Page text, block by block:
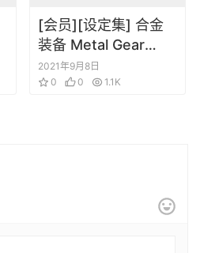
[会员][设定集] 合金
装备 Metal Gear
Solid I-IV Studio
Works
2021年9月8日
0
0 1.1K